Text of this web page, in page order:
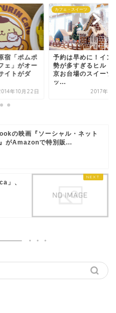
宿「ポムポ
ェ」がオー
イトがダ
年10月22日
カフェ・スイーツ
予約は早めに！イン
勢が多すぎるヒルト
京お台場のスイーツ
ッ...
2017年11
の映画『ソーシャル・ネット
がAmazonで特別販...
」、